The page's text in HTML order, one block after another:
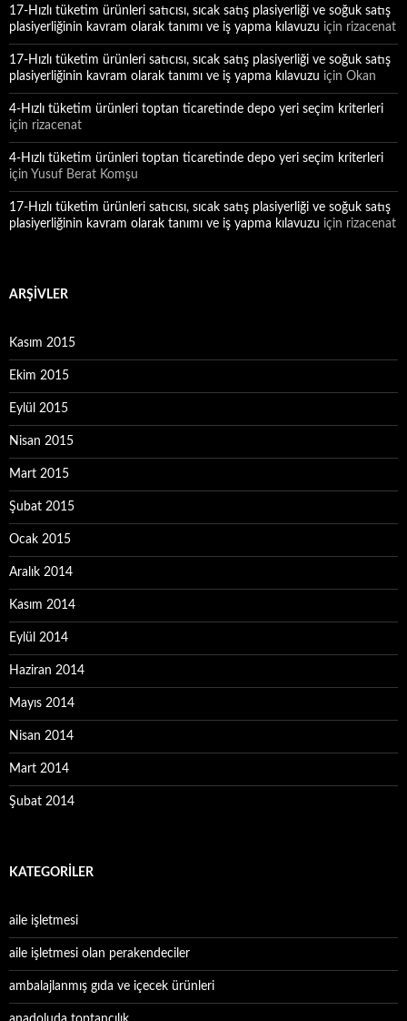
17-Hızlı tüketim ürünleri satıcısı, sıcak satış plasiyerliği ve soğuk satış
plasiyerliğinin kavram olarak tanımı ve iş yapma kılavuzu için rizacenat
17-Hızlı tüketim ürünleri satıcısı, sıcak satış plasiyerliği ve soğuk satış
plasiyerliğinin kavram olarak tanımı ve iş yapma kılavuzu için Okan
4-Hızlı tüketim ürünleri toptan ticaretinde depo yeri seçim kriterleri
için rizacenat
4-Hızlı tüketim ürünleri toptan ticaretinde depo yeri seçim kriterleri
için Yusuf Berat Komşu
17-Hızlı tüketim ürünleri satıcısı, sıcak satış plasiyerliği ve soğuk satış
plasiyerliğinin kavram olarak tanımı ve iş yapma kılavuzu için rizacenat
ARŞIVLER
Kasım 2015
Ekim 2015
Eylül 2015
Nisan 2015
Mart 2015
Şubat 2015
Ocak 2015
Aralık 2014
Kasım 2014
Eylül 2014
Haziran 2014
Mayıs 2014
Nisan 2014
Mart 2014
Şubat 2014
KATEGORILER
aile işletmesi
aile işletmesi olan perakendeciler
ambalajlanmış gıda ve içecek ürünleri